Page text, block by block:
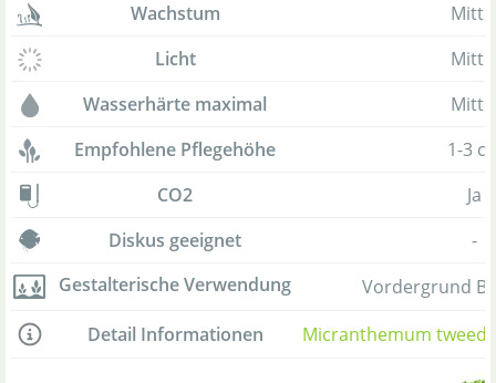
Wachstum
Licht
Wasserhärte maximal
Empfohlene Pflegehöhe
1-3
CO2
Ja
Diskus geeignet
-
Gestalterische Verwendung
Vordergrund
Detail Informationen
Micranthemum